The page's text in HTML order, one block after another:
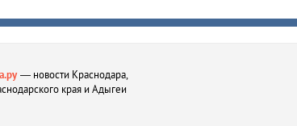
— новости Краснодара,
края и Адыгеи